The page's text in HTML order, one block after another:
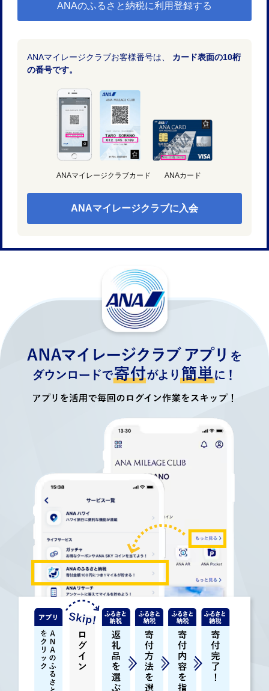
ANAのふるさと納税に利用登録する
ANAマイレージクラブお客様番号は、 カード表面の10桁
の番号です。
ANAマイレージクラブカード ANAカード
ANAマイレージクラブに入会